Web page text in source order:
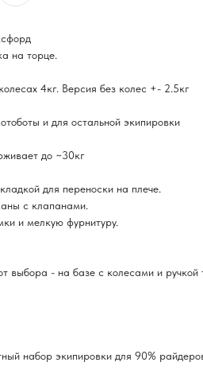
на торце.
4кг. Версия без колес +- 2.5кг
и для остальной экипировки
до ~30кг
для переноски на плече.
с клапанами.
и мелкую фурнитуру.
выбора - на базе с колесами и ручкой
набор экипировки для 90%